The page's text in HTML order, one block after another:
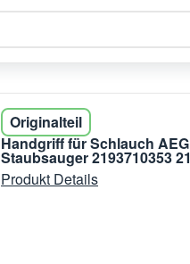
Originalteil
Handgriff für Schlauch
Staubsauger 2193710353
Produkt Details